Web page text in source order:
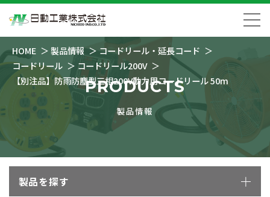
HOME 製品情報
コードリール・延長コード
コードリール
コードリール200V
【別注品】防雨防塵型三相200V動力用コードリール 50m
PRODUCTS
製品情報
製品を探す